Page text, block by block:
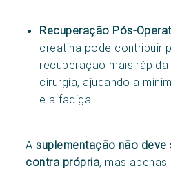
Recuperação Pós-
creatina pode contribuir
recuperação mais
cirurgia, ajudando a
e a fadiga.
Asuplementação não deve
contra própria, mas